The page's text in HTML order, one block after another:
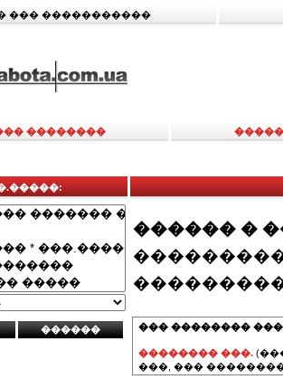
��� �����������
��������
������ �
��� ��������
�������� ���.
���, ���